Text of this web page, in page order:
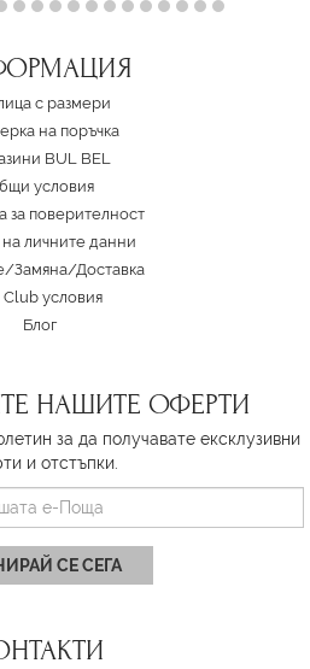
с размери
на поръчка
BUL BEL
условия
за поверителност
личните данни
Замяна/Доставка
Club условия
Блог
НАШИТЕ ОФЕРТИ
за да получавате ексклузивни
и отстъпки.
СЕ СЕГА